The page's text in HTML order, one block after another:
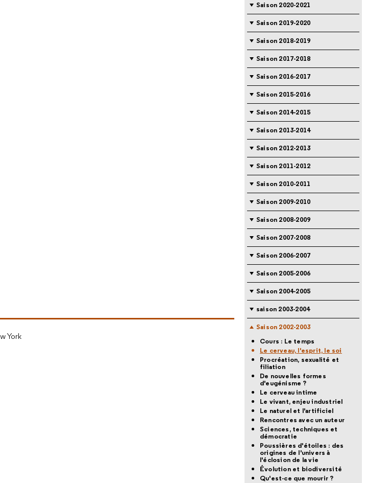
York
Saison 2020-2021
Saison 2019-2020
Saison 2018-2019
Saison 2017-2018
Saison 2016-2017
Saison 2015-2016
Saison 2014-2015
Saison 2013-2014
Saison 2012-2013
Saison 2011-2012
Saison 2010-2011
Saison 2009-2010
Saison 2008-2009
Saison 2007-2008
Saison 2006-2007
Saison 2005-2006
Saison 2004-2005
saison 2003-2004
Saison 2002-2003
Cours : Le temps
Le cerveau, l'esprit, le soi
Procréation, sexualité et
filiation
De nouvelles formes
d'eugénisme ?
Le cerveau intime
Le vivant, enjeu industriel
Le naturel et l'artificiel
Rencontres avec un auteur
Sciences, techniques et
démocratie
Poussières d'étoiles : des
origines de l'univers à
l'éclosion de la vie
Évolution et biodiversité
Qu'est-ce que mourir ?